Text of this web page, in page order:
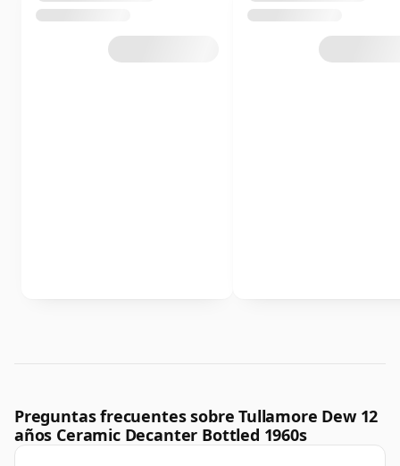
Preguntas frecuentes sobre Tullamore Dew 12
años Ceramic Decanter Bottled 1960s